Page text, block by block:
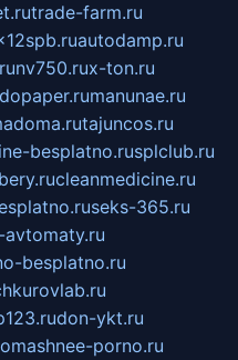
trade-farm.ru
autodamp.ru
nv750.rux-ton.ru
manunae.ru
tajuncos.ru
besplatno.rusplclub.ru
cleanmedicine.ru
seks-365.ru
besplatno.ru
don-ykt.ru
porno.ru